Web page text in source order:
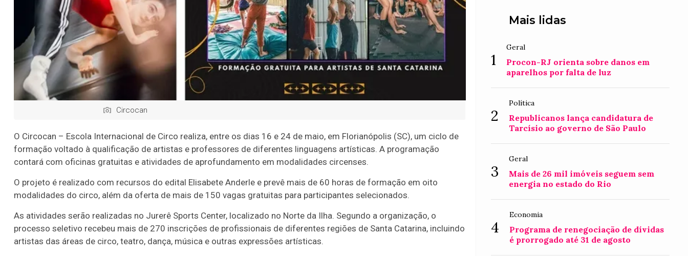
Circocan
O Circocan – Escola Internacional de Circo realiza, entre os dias 16 e 24 de maio, em Florianópolis (SC), um ciclo de
formação voltado à qualificação de artistas e professores de diferentes linguagens artísticas. A programação
contará com oficinas gratuitas e atividades de aprofundamento em modalidades circenses.
O projeto é realizado com recursos do edital Elisabete Anderle e prevê mais de 60 horas de formação em oito
modalidades do circo, além da oferta de mais de 150 vagas gratuitas para participantes selecionados.
As atividades serão realizadas no Jurerê Sports Center, localizado no Norte da Ilha. Segundo a organização, o
processo seletivo recebeu mais de 270 inscrições de profissionais de diferentes regiões de Santa Catarina, incluindo
artistas das áreas de circo, teatro, dança, música e outras expressões artísticas.
Mais lidas
1
Geral
Procon-RJ orienta sobre danos em
aparelhos por falta de luz
2
Política
Republicanos lança candidatura de
Tarcísio ao governo de São Paulo
3
Geral
Mais de 26 mil imóveis seguem sem
energia no estado do Rio
4
Economia
Programa de renegociação de dívidas
é prorrogado até 31 de agosto